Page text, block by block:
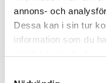
annons- och
Dessa kan i sin tur
information som du
181kr